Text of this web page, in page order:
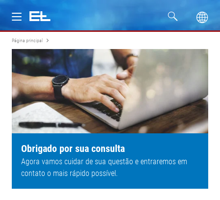
Produtos
Setores
Assistência
Empresa
Página principal
Obrigado por sua consulta
Agora vamos cuidar de sua questão e entraremos em
contato o mais rápido possível.